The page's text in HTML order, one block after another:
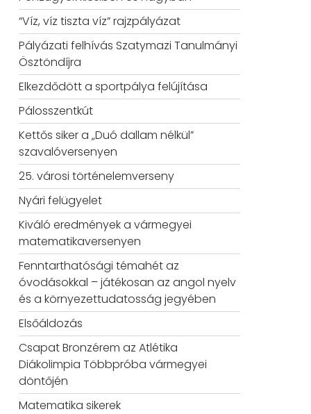
“Víz, víz tiszta víz” rajzpályázat
Pályázati felhívás Szatymazi Tanulmányi
Ösztöndíjra
Elkezdődött a sportpálya felújítása
Pálosszentkút
Kettős siker a „Duó dallam nélkül”
szavalóversenyen
25. városi történelemverseny
Nyári felügyelet
Kiváló eredmények a vármegyei
matematikaversenyen
Fenntarthatósági témahét az
óvodásokkal – játékosan az angol nyelv
és a környezettudatosság jegyében
Elsőáldozás
Csapat Bronzérem az Atlétika
Diákolimpia Többpróba vármegyei
döntőjén
Matematika sikerek